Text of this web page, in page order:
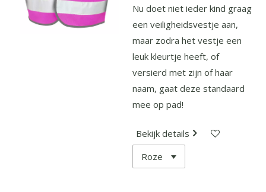
Nu doet niet ieder kind graag
een veiligheidsvestje aan,
maar zodra het vestje een
leuk kleurtje heeft, of
versierd met zijn of haar
naam, gaat deze standaard
mee op pad!
Bekijk details